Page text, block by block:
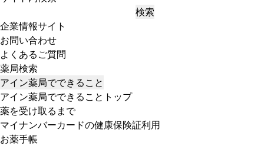
検索
企業情報サイト
お問い合わせ
よくあるご質問
薬局検索
アイン薬局でできること
アイン薬局でできることトップ
薬を受け取るまで
マイナンバーカードの健康保険証利用
お薬手帳